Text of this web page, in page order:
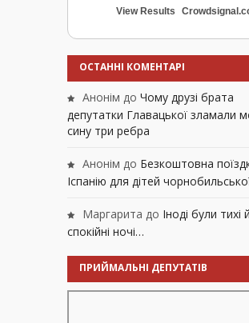
View Results
ОСТАННІ КОМЕНТАРІ
Анонім до Чому друзі брата
депутатки Главацької зламали
сину три ребра
Анонім до Безкоштовна
Іспанію для дітей
Маргарита до Іноді були тихі й
спокійні ночі…
ПРИЙМАЛЬНІ ДЕПУТАТІВ